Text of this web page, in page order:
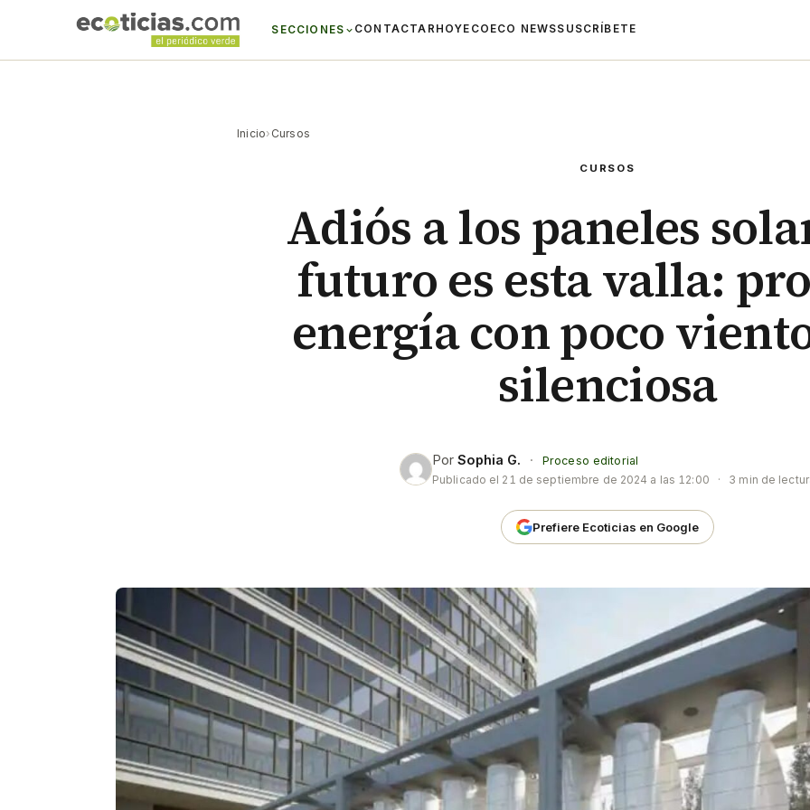
SECCIONES CONTACTAR HOYECO ECO NEWSSUSCRÍBETE
Inicio› Cursos
CURSOS
Adiós a los paneles
futuro es esta valla:
energía con poco
silenciosa
Por Sophia G. ·
Proceso editorial
Publicado el 21 de septiembre de 2024 a las 12:00 · 3 min de
Prefiere Ecoticias en Google